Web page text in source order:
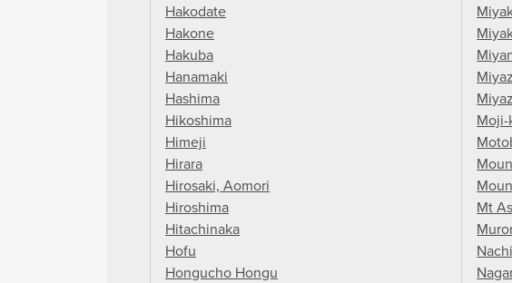
Hakodate
Hakone
Hakuba
Hanamaki
Hashima
Hikoshima
Himeji
Hirara
Hirosaki, Aomori
Hiroshima
Hitachinaka
Hofu
Hongucho Hongu
Moji-
Mt